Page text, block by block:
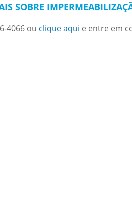
SOBRE
4066 ou clique aqui e entre em